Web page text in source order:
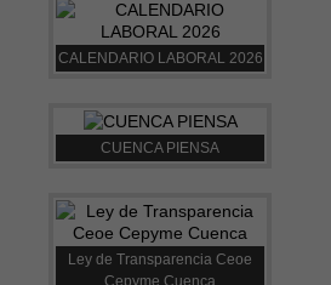
CALENDARIO LABORAL 2026
CUENCA PIENSA
Ley de Transparencia Ceoe
Cepyme Cuenca